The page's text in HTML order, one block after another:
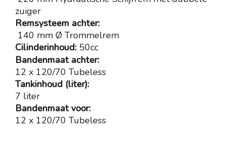
zuiger
Remsysteem achter:
140 mm Ø Trommelrem
Cilinderinhoud: 50cc
Bandenmaat achter:
12 x 120/70 Tubeless
Tankinhoud (liter):
7 liter
Bandenmaat voor:
12 x 120/70 Tubeless